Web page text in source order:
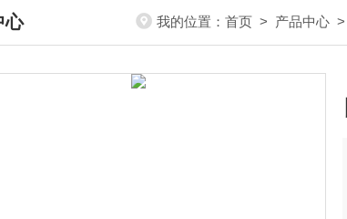
心
CENTER
我的位置： 首页 > 产品中心 >